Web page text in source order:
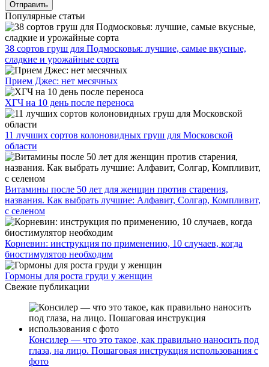
Популярные статьи
38 сортов груш для Подмосковья: лучшие, самые вкусные,
сладкие и урожайные сорта
Прием Джес: нет месячных
ХГЧ на 10 день после переноса
11 лучших сортов колоновидных груш для Московской
области
Витамины после 50 лет для женщин против старения,
названия. Как выбрать лучшие: Алфавит, Солгар, Компливит,
с селеном
Корневин: инструкция по применению, 10 случаев, когда
биостимулятор необходим
Гормоны для роста груди у женщин
Свежие публикации
Консилер — что это такое, как правильно наносить под
глаза, на лицо. Пошаговая инструкция использования с
фото